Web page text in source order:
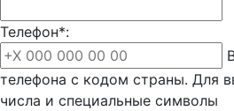
Телефон*:
телефона с кодом страны. Для
числа и специальные символы